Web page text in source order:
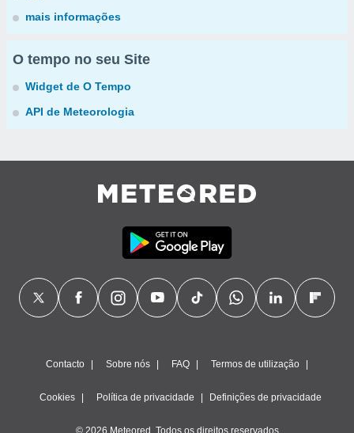
mais informações
O tempo no seu Site
Widget de O Tempo
API de Meteorologia
Contacto Sobre nós FAQ Termos de utilização
Cookies Política de privacidade Definições de privacidade
© 2026 Meteored. Todos os direitos reservados